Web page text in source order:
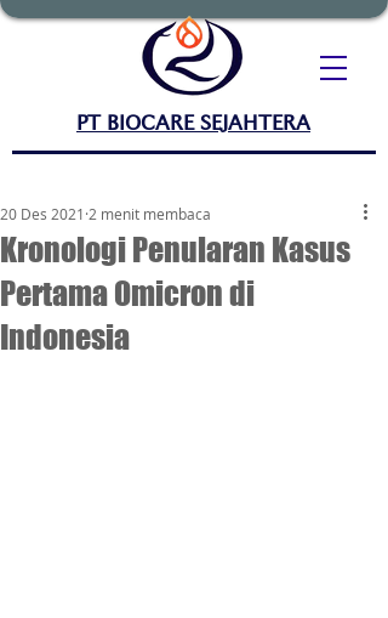
PT BIOCARE SEJAHTERA
Kronologi Penularan Kasus
Pertama Omicron di
Indonesia
20 Des 2021 2 menit membaca